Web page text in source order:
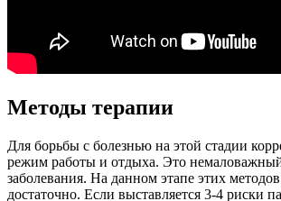
Методы терапии
Для борьбы с болезнью на этой стадии
режим работы и отдыха. Это
заболевания. На данном этапе этих методов
достаточно. Если выставляется 3-4 риски